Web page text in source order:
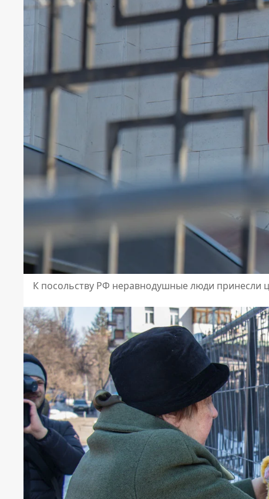
К посольству РФ неравнодушные люди принесли